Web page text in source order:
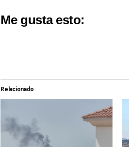
Me gusta esto:
Relacionado